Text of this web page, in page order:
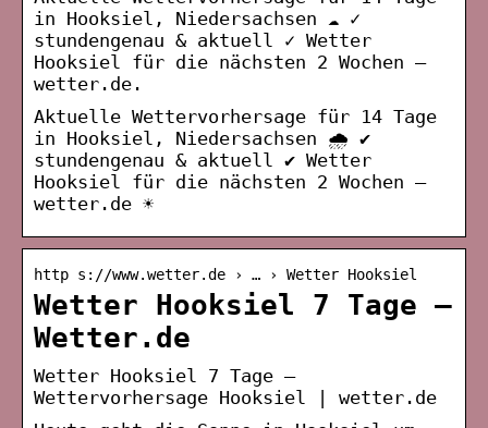
in Hooksiel, Niedersachsen ☁️ ✓
stundengenau & aktuell ✓ Wetter
Hooksiel für die nächsten 2 Wochen –
wetter.de.
Aktuelle Wettervorhersage für 14 Tage
in Hooksiel, Niedersachsen 🌧️ ✔
stundengenau & aktuell ✔ Wetter
Hooksiel für die nächsten 2 Wochen –
wetter.de ☀
http s://www.wetter.de › … › Wetter Hooksiel
Wetter Hooksiel 7 Tage –
Wetter.de
Wetter Hooksiel 7 Tage –
Wettervorhersage Hooksiel | wetter.de